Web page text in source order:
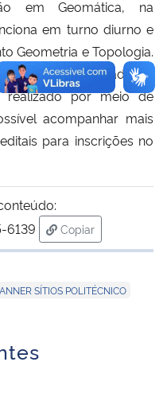
em Geomática, na
em turno diurno e
Geometria e Topologia.
responsabilidade de
por meio de
acompanhar mais
para inscrições no
6139
Copiar
para área de
SÍTIOS POLITÉCNICO